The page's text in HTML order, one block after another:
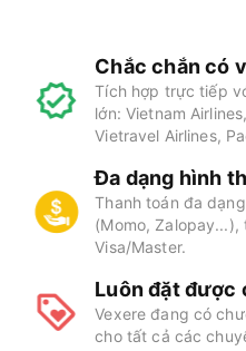
Chắc chắn có
Tích hợp trực tiếp
lớn: Vietnam
Vietravel Airlines,
Đa dạng hình
Thanh toán đa
(Momo, Zalopay...),
Visa/Master.
Luôn đặt được
Vexere đang có
cho tất cả các